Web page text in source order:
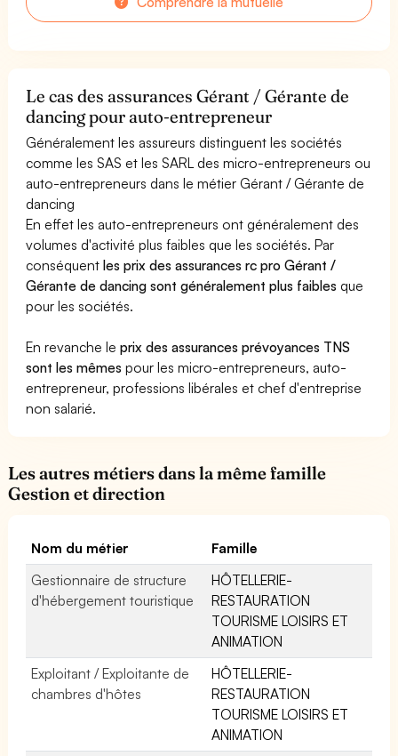
Le cas des assurances Gérant / Gérante de
dancing pour auto-entrepreneur
Généralement les assureurs distinguent les sociétés
comme les SAS et les SARL des micro-entrepreneurs ou
auto-entrepreneurs dans le métier Gérant / Gérante de
dancing
En effet les auto-entrepreneurs ont généralement des
volumes d'activité plus faibles que les sociétés. Par
conséquentles prix des assurances rc pro Gérant /
Gérante de dancing sont généralement plus faibles que
pour les sociétés.
En revanche leprix des assurances prévoyances TNS
sont les mêmes pour les micro-entrepreneurs, auto-
entrepreneur, professions libérales et chef d'entreprise
non salarié.
Les autres métiers dans la même famille
Gestion et direction
Nom du métier
Famille
Gestionnaire de structure
d'hébergement touristique
HÔTELLERIE-
RESTAURATION
TOURISME LOISIRS ET
ANIMATION
Exploitant / Exploitante de
chambres d'hôtes
HÔTELLERIE-
RESTAURATION
TOURISME LOISIRS ET
ANIMATION